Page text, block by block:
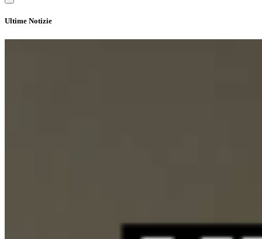
Ultime Notizie